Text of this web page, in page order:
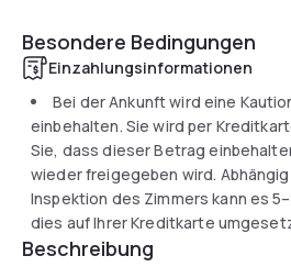
Besondere Bedingungen
Einzahlungsinformationen
Bei der Ankunft wird eine
einbehalten. Sie wird per
Sie, dass dieser Betrag
wieder freigegeben wird.
Inspektion des Zimmers kann es
dies auf Ihrer Kreditkarte
Beschreibung